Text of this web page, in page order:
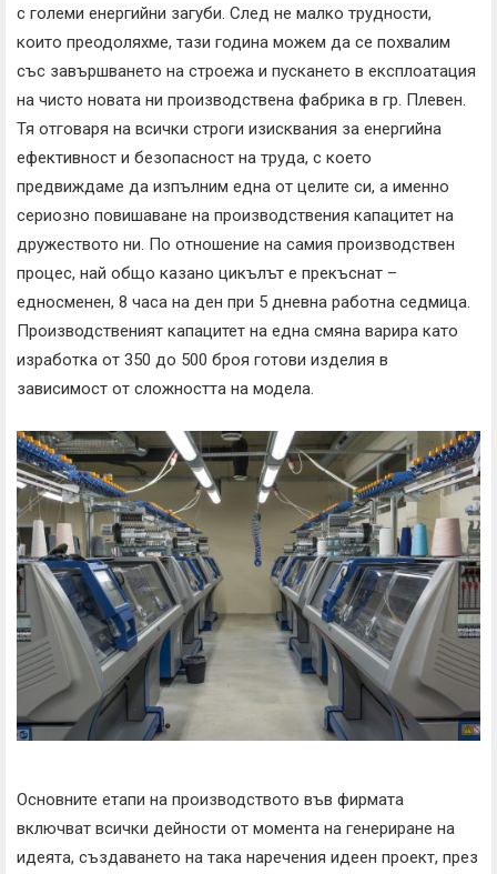
с големи енергийни загуби. След не малко трудности,
които преодоляхме, тази година можем да се похвалим
със завършването на строежа и пускането в експлоатация
на чисто новата ни производствена фабрика в гр. Плевен.
Тя отговаря на всички строги изисквания за енергийна
ефективност и безопасност на труда, с което
предвиждаме да изпълним една от целите си, а именно
сериозно повишаване на производствения капацитет на
дружеството ни. По отношение на самия производствен
процес, най общо казано цикълът е прекъснат –
едносменен, 8 часа на ден при 5 дневна работна седмица.
Производственият капацитет на една смяна варира като
изработка от 350 до 500 броя готови изделия в
зависимост от сложността на модела.
Основните етапи на производството във фирмата
включват всички дейности от момента на генериране на
идеята, създаването на така наречения идеен проект, през